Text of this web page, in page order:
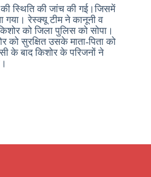
की स्थिति की जांच की गई।जिसमें
गया। रेस्क्यू टीम ने कानूनी व
को जिला पुलिस को सोपा।
को सुरक्षित उसके माता-पिता को
के बाद किशोर के परिजनों ने